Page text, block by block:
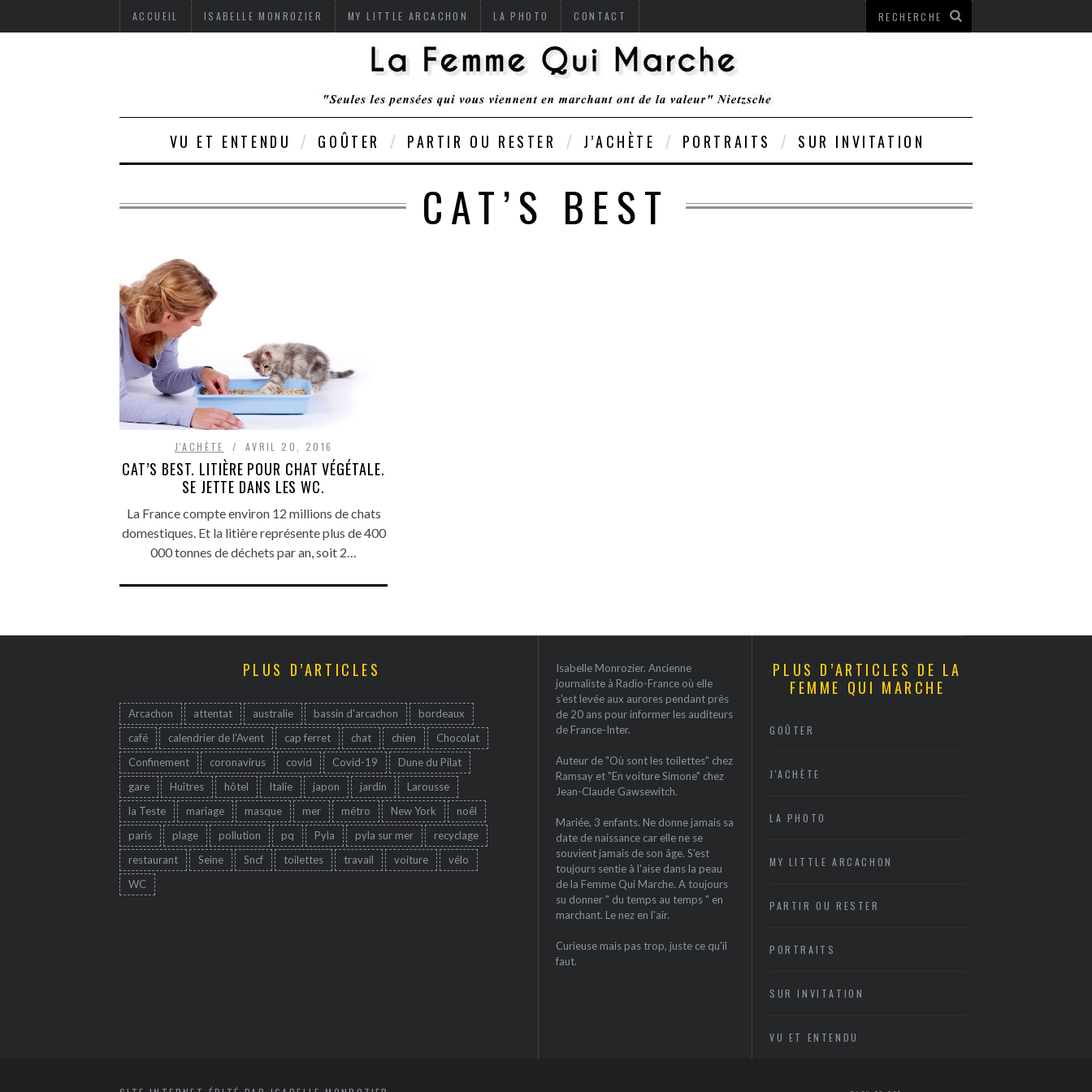
ACCUEIL ISABELLE MONROZIER MY LITTLE ARCACHON LA PHOTO CONTACT
VU ET ENTENDU GOÛTER PARTIR OU RESTER J’ACHÈTE PORTRAITS SUR INVITATION
CAT’S BEST
J'ACHÈTE AVRIL 20, 2016
CAT’S BEST. LITIÈRE POUR CHAT VÉGÉTALE.
SE JETTE DANS LES WC.
La France compte environ 12 millions de chats
domestiques. Et la litière représente plus de 400
000 tonnes de déchets par an, soit 2…
PLUS D’ARTICLES
Arcachon attentat australie bassin d'arcachon
bordeaux
café
calendrier de l'Avent cap ferret chat chien
Chocolat
Confinement
coronavirus covid Covid-19
Dune du Pilat
gare
Huîtres hôtel Italie japon jardin
Larousse
la Teste
mariage masque mer métro New York
noêl
paris
plage pollution pq Pyla pyla sur mer
recyclage
restaurant
Seine Sncf toilettes travail voiture
vélo
WC
Isabelle Monrozier. Ancienne
journaliste à Radio-France où elle
s'est levée aux aurores pendant près
de 20 ans pour informer les auditeurs
de France-Inter.
Auteur de "Où sont les toilettes" chez
Ramsay et "En voiture Simone" chez
Jean-Claude Gawsewitch.
Mariée, 3 enfants. Ne donne jamais sa
date de naissance car elle ne se
souvient jamais de son âge. S'est
toujours sentie à l'aise dans la peau
de la Femme Qui Marche. A toujours
su donner " du temps au temps " en
marchant. Le nez en l'air.
Curieuse mais pas trop, juste ce qu'il
faut.
PLUS D’ARTICLES DE LA
FEMME QUI MARCHE
GOÛTER
J'ACHÈTE
LA PHOTO
MY LITTLE ARCACHON
PARTIR OU RESTER
PORTRAITS
SUR INVITATION
VU ET ENTENDU